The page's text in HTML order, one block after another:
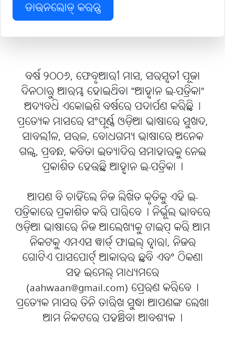
ଡାଉନଲୋଡ୍ କରନ୍ତୁ
ବର୍ଷ ୨୦୦୬, ଫେବୃଆରୀ ମାସ, ସରସ୍ବତୀ ପୂଜା
ଦିନଠାରୁ ଆରମ୍ଭ ହୋଇଥିବା "ଆହ୍ବାନ ଇ-ପତ୍ରିକା"
ଅଦ୍ୟବଧି ଏକୋଇଶି ବର୍ଷରେ ପଦାର୍ପଣ କରିଛି୤
ପ୍ରତ୍ୟେକ ମାସରେ ସଂପୂର୍ଣ୍ଣ ଓଡ଼ିଆ ଭାଷାରେ ସୁଖଦ,
ସାବଲୀଳ, ସରଳ, ବୋଧଗମ୍ୟ ଭାଷାରେ ଅନେକ
ଗଳ୍ପ, ପ୍ରବନ୍ଧ, କବିତା ଇତ୍ୟାଦିର ସମାହାରକୁ ନେଇ
ପ୍ରକାଶିତ ହେଉଛି ଆହ୍ବାନ ଇ-ପତ୍ରିକା୤
ଆପଣ ବି ଚାହିଁଲେ ନିଜ ଲିଖିତ କୃତିକୁ ଏହି ଇ-
ପତ୍ରିକାରେ ପ୍ରକାଶିତ କରି ପାରିବେ୤ ନିର୍ଭୂଲ ଭାବରେ
ଓଡ଼ିଆ ଭାଷାରେ ନିଜ ଆଲେଖ୍ୟକୁ ଟାଇପ୍ କରି ଆମ
ନିକଟକୁ ଏମଏସ ୱାର୍ଡ୍ ଫାଇଲ୍ ଦ୍ବାରା, ନିଜର
ଗୋଟିଏ ପାସପୋର୍ଟ୍ ଆକାରର ଛବି ଏବଂ ଠିକଣା
ସହ ଇମେଲ୍ ମାଧ୍ୟମରେ
(aahwaan@gmail.com) ପ୍ରେରଣ କରିବେ୤
ପ୍ରତ୍ୟେକ ମାସର ତିନି ତାରିଖ ସୁଦ୍ଧା ଆପଣଙ୍କ ଲେଖା
ଆମ ନିକଟରେ ପହଞ୍ଚିବା ଆବଶ୍ୟକ୤